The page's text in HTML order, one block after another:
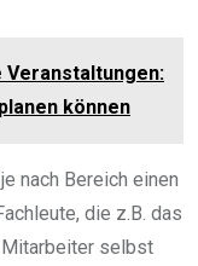
Veranstaltungen:
können
nach Bereich einen
die z.B. das
Mitarbeiter selbst